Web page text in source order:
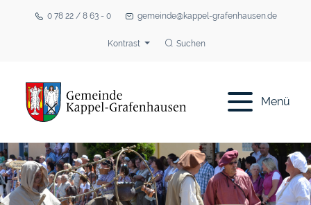
0 78 22 / 8 63 - 0 gemeinde@kappel-grafenhausen.de
Kontrast Suchen
Menü